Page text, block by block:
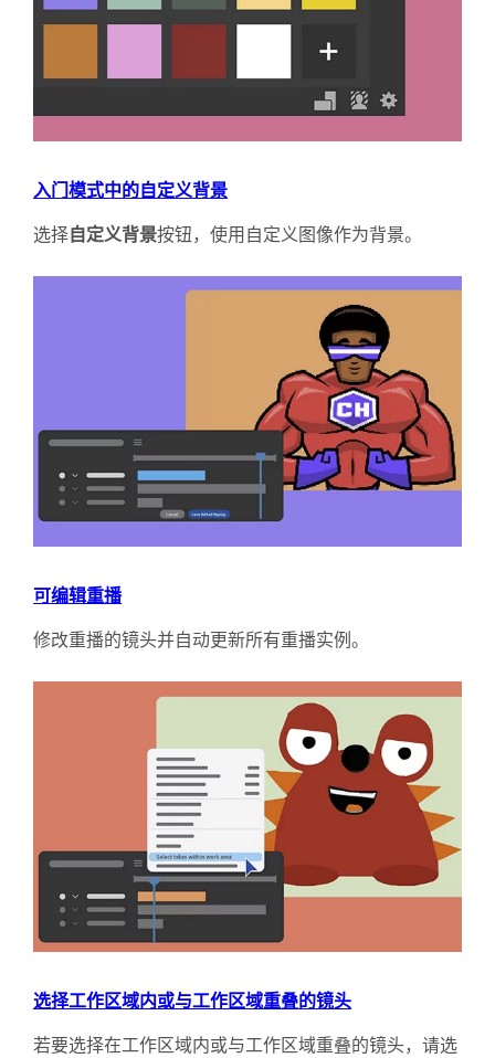
入门模式中的自定义背景
选择自定义背景按钮，使用自定义图像作为背景。
可编辑重播
修改重播的镜头并自动更新所有重播实例。
选择工作区域内或与工作区域重叠的镜头
若要选择在工作区域内或与工作区域重叠的镜头，请选